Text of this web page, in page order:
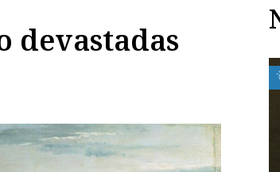
devastadas